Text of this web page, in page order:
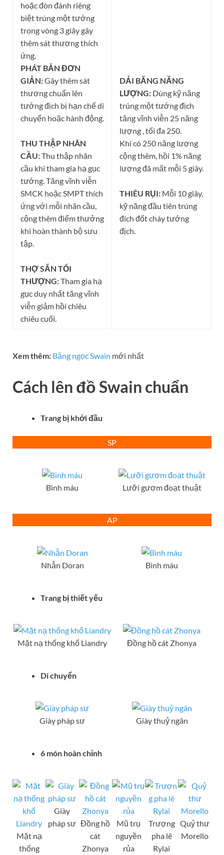
hoặc đòn đánh riêng
biệt trúng một tướng
trong vòng 3 giây gây
thêm sát thương thích
ứng.
PHÁT BẮN ĐƠN
GIẢN:Gây thêm sát
thương chuẩn lên
tướng địch bị hạn chế di
chuyển hoặc hành động.
THU THẬP NHÃN
CẦU:Thu thập nhãn
cầu khi tham gia hạ gục
tướng. Tăng vĩnh viễn
SMCK hoặc SMPT thích
ứng với mỗi nhãn cầu,
cộng thêm điểm thưởng
khi hoàn thành bộ sưu
tập.
THỢ SĂN TỐI
THƯỢNG:Tham gia hạ
gục duy nhất tăng vĩnh
viễn giảm hồi chiêu
chiêu cuối.
DẢI BĂNG NĂNG
LƯỢNG: Dùng kỹ năng
trúng một tướng địch
tăng vĩnh viễn 25 năng
lượng , tối đa 250.
Khi có 250 năng lượng
cộng thêm, hồi 1% năng
lượng đã mất mỗi 5 giây.
THIÊU RỤI: Mỗi 10 giây,
kỹ năng đầu tiên trúng
đích đốt cháy tướng
địch.
Xem thêm: Bảng ngọc Swain mới nhất
Cách lên đồSwain chuẩn
Trang bị khởi đầu
SP
Bình máu Lưỡi gươm đoạt thuật
AP
Nhẫn Doran Bình máu
Trang bị thiết yếu
Mặt nạ thống khổ Liandry Đồng hồ cát Zhonya
Di chuyển
Giày pháp sư Giày thuỷ ngân
6 món hoàn chỉnh
Mặt nạ
thống
Giày
pháp sư Đồng hồ
cát
Zhonya
Mũ trụ
nguyền
rủa
Trượng
pha lê
Rylai
Quỷ thư
Morello